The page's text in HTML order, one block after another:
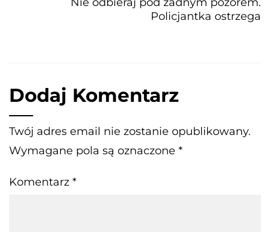
Policjantka ostrzega
Dodaj Komentarz
Twój adres email nie zostanie opublikowany.
Wymagane pola są oznaczone *
Komentarz *